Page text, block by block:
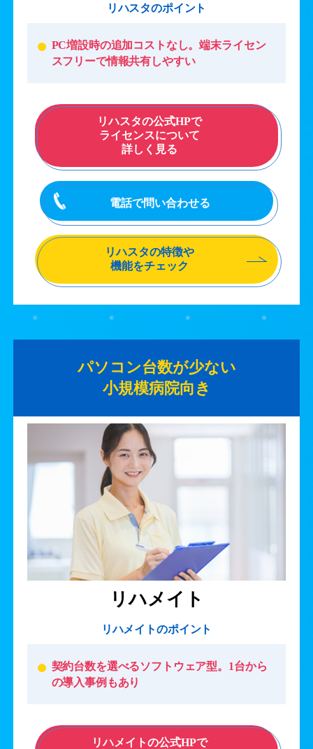
リハスタのポイント
PC増設時の追加コストなし。端末ライセン
スフリーで情報共有しやすい
リハスタの公式HPで
ライセンスについて
詳しく見る
電話で問い合わせる
リハスタの特徴や
機能をチェック
パソコン台数が少ない
小規模病院向き
リハメイト
リハメイトのポイント
契約台数を選べるソフトウェア型。1台から
の導入事例もあり
リハメイトの公式HPで